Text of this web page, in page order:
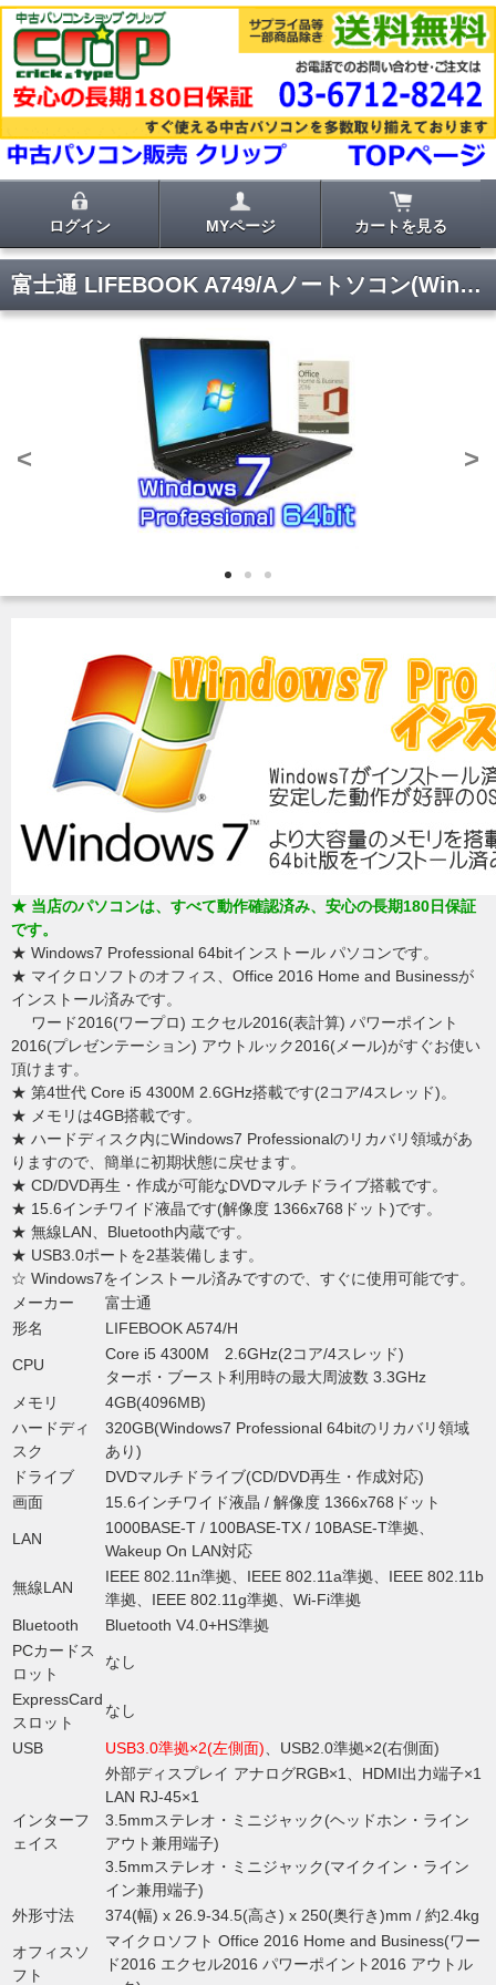
ログイン MYページ カートを見る
富士通 LIFEBOOK A749/Aノートソコン(Windows11Pro SSD仕様)
< >
★ 当店のパソコンは、すべて動作確認済み、安心の長期180日保証
です。
★ Windows7 Professional 64bitインストール パソコンです。
★ マイクロソフトのオフィス、Office 2016 Home and Businessが
インストール済みです。
ワード2016(ワープロ) エクセル2016(表計算) パワーポイント
2016(プレゼンテーション) アウトルック2016(メール)がすぐお使い
頂けます。
★ 第4世代 Core i5 4300M 2.6GHz搭載です(2コア/4スレッド)。
★ メモリは4GB搭載です。
★ ハードディスク内にWindows7 Professionalのリカバリ領域があ
りますので、簡単に初期状態に戻せます。
★ CD/DVD再生・作成が可能なDVDマルチドライブ搭載です。
★ 15.6インチワイド液晶です(解像度 1366x768ドット)です。
★ 無線LAN、Bluetooth内蔵です。
★ USB3.0ポートを2基装備します。
☆ Windows7をインストール済みですので、すぐに使用可能です。
メーカー
富士通
形名
LIFEBOOK A574/H
CPU
Core i5 4300M 2.6GHz(2コア/4スレッド)
ターボ・ブースト利用時の最大周波数 3.3GHz
メモリ
4GB(4096MB)
ハードディ
スク
320GB(Windows7 Professional 64bitのリカバリ領域
あり)
ドライブ
DVDマルチドライブ(CD/DVD再生・作成対応)
画面
15.6インチワイド液晶 / 解像度 1366x768ドット
LAN
1000BASE-T / 100BASE-TX / 10BASE-T準拠、
Wakeup On LAN対応
無線LAN
IEEE 802.11n準拠、IEEE 802.11a準拠、IEEE 802.11b
準拠、IEEE 802.11g準拠、Wi-Fi準拠
Bluetooth
Bluetooth V4.0+HS準拠
PCカードス
ロット
なし
ExpressCard
スロット
なし
USB USB3.0準拠×2(左側面)、USB2.0準拠×2(右側面)
インターフ
ェイス
外部ディスプレイ アナログRGB×1、HDMI出力端子×1
LAN RJ-45×1
3.5mmステレオ・ミニジャック(ヘッドホン・ライン
アウト兼用端子)
3.5mmステレオ・ミニジャック(マイクイン・ライン
イン兼用端子)
外形寸法
374(幅) x 26.9-34.5(高さ) x 250(奥行き)mm / 約2.4kg
オフィスソ
フト
マイクロソフト Office 2016 Home and Business(ワー
ド2016 エクセル2016 パワーポイント2016 アウトル